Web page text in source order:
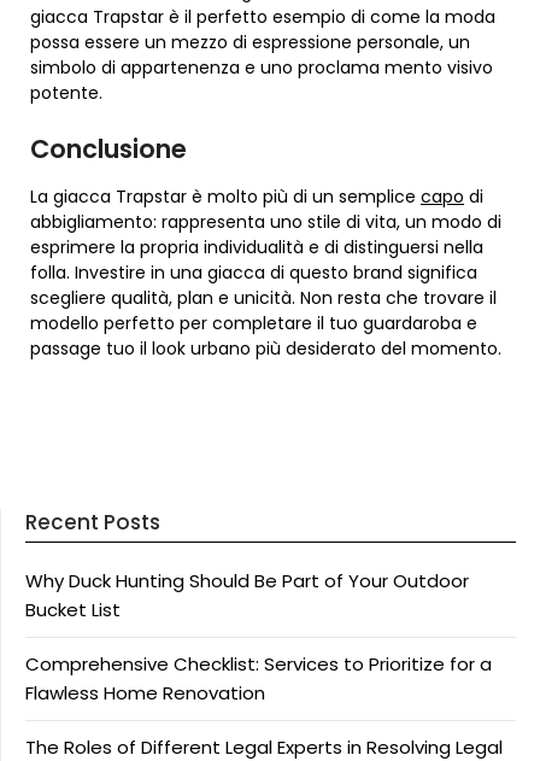
giacca Trapstar è il perfetto esempio di come la moda
possa essere un mezzo di espressione personale, un
simbolo di appartenenza e uno proclama mento visivo
potente.
Conclusione
La giacca Trapstar è molto più di un semplice capo di
abbigliamento: rappresenta uno stile di vita, un modo di
esprimere la propria individualità e di distinguersi nella
folla. Investire in una giacca di questo brand significa
scegliere qualità, plan e unicità. Non resta che trovare il
modello perfetto per completare il tuo guardaroba e
passage tuo il look urbano più desiderato del momento.
Recent Posts
Why Duck Hunting Should Be Part of Your Outdoor
Bucket List
Comprehensive Checklist: Services to Prioritize for a
Flawless Home Renovation
The Roles of Different Legal Experts in Resolving Legal